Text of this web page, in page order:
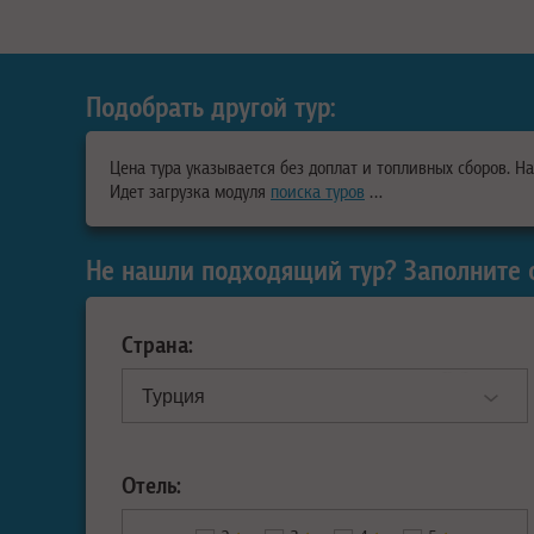
Подобрать другой тур:
Цена тура указывается без доплат и топливных сборов.
Идет загрузка модуля поиска туров …
Не нашли подходящий тур?
Страна:
Отель: